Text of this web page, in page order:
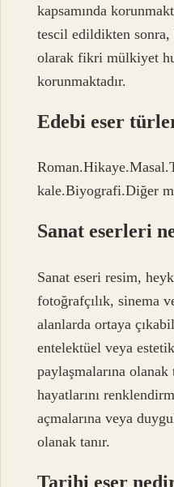
kapsamında
tescil edildikten sonra,
olarak fikri mülkiyet
korunmaktadır.
Edebi eser
kale.Biyografi.Diğer
Sanat eserleri
Sanat eseri resim,
fotoğrafçılık, sinema
alanlarda ortaya
entelektüel veya
paylaşmalarına olanak
hayatlarını
açmalarına veya
olanak tanır.
Tarihi eser